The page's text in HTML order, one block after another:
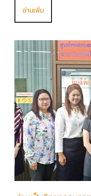
อ่านเพิ่ม